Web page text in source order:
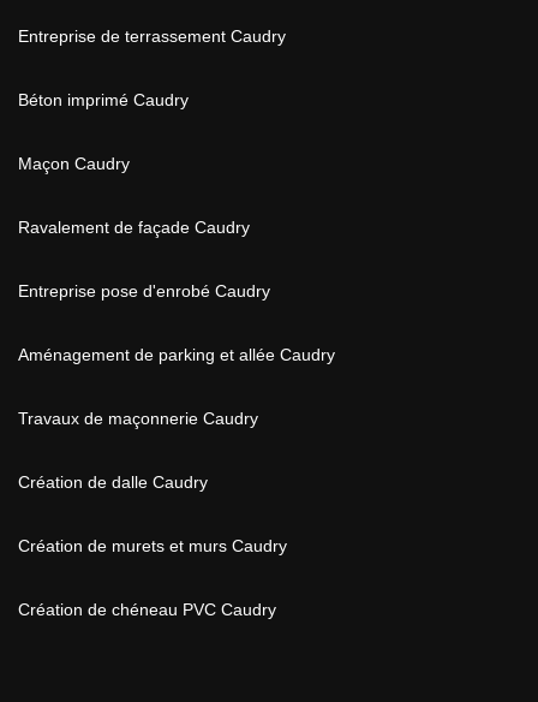
Entreprise de terrassement Caudry
Béton imprimé Caudry
Maçon Caudry
Ravalement de façade Caudry
Entreprise pose d'enrobé Caudry
Aménagement de parking et allée Caudry
Travaux de maçonnerie Caudry
Création de dalle Caudry
Création de murets et murs Caudry
Création de chéneau PVC Caudry